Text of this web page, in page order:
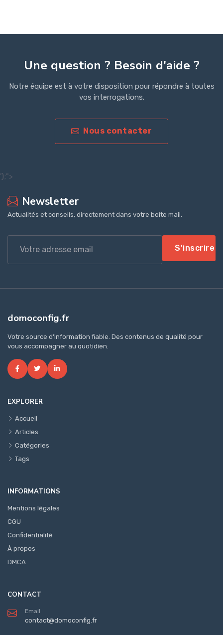
Une question ? Besoin d'aide ?
Notre équipe est à votre disposition pour répondre à toutes
vos interrogations.
Nous contacter
');">
Newsletter
Actualités et conseils, directement dans votre boîte mail.
S'inscrire
domoconfig.fr
Votre source d'information fiable. Des contenus de qualité pour
vous accompagner au quotidien.
EXPLORER
Accueil
Articles
Catégories
Tags
INFORMATIONS
Mentions légales
CGU
Confidentialité
À propos
DMCA
CONTACT
Email
contact@domoconfig.fr